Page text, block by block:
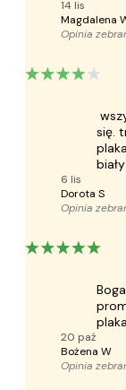
14 lis
Magdalena
Opinia
się.
6 lis
Dorota S
Opinia
20 paź
Bożena W
Opinia